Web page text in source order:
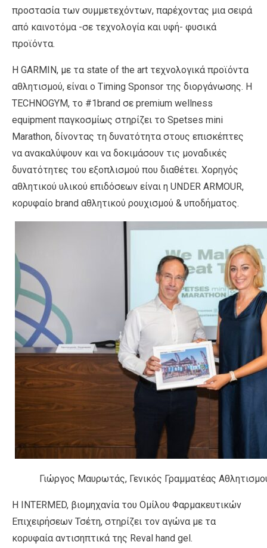
προστασία των συμμετεχόντων, παρέχοντας μια σειρά
από καινοτόμα -σε τεχνολογία και υφή- φυσικά
προϊόντα.
Η GARMIN, με τα state of the art τεχνολογικά προϊόντα
αθλητισμού, είναι ο Timing Sponsor της διοργάνωσης. Η
TECHNOGYM, το #1brand σε premium wellness
equipment παγκοσμίως στηρίζει το Spetses mini
Marathon, δίνοντας τη δυνατότητα στους επισκέπτες
να ανακαλύψουν και να δοκιμάσουν τις μοναδικές
δυνατότητες του εξοπλισμού που διαθέτει. Χορηγός
αθλητικού υλικού επιδόσεων είναι η UNDER ARMOUR,
κορυφαίο brand αθλητικού ρουχισμού & υποδήματος.
Γιώργος Μαυρωτάς, Γενικός Γραμματέας
Η INTERMED, βιομηχανία του Ομίλου Φαρμακευτικών
Επιχειρήσεων Τσέτη, στηρίζει τον αγώνα με τα
κορυφαία αντισηπτικά της Reval hand gel.